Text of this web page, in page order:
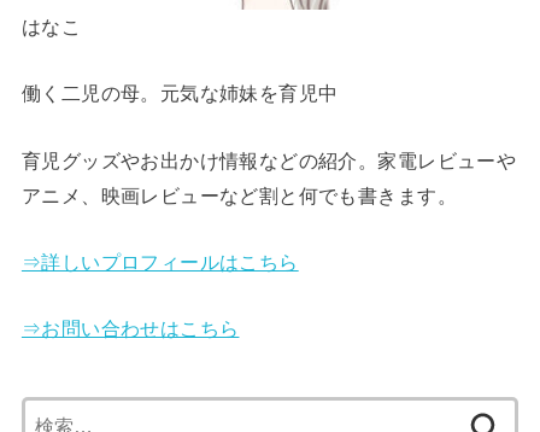
はなこ
働く二児の母。元気な姉妹を育児中
育児グッズやお出かけ情報などの紹介。家電レビューや
アニメ、映画レビューなど割と何でも書きます。
⇒詳しいプロフィールはこちら
⇒お問い合わせはこちら